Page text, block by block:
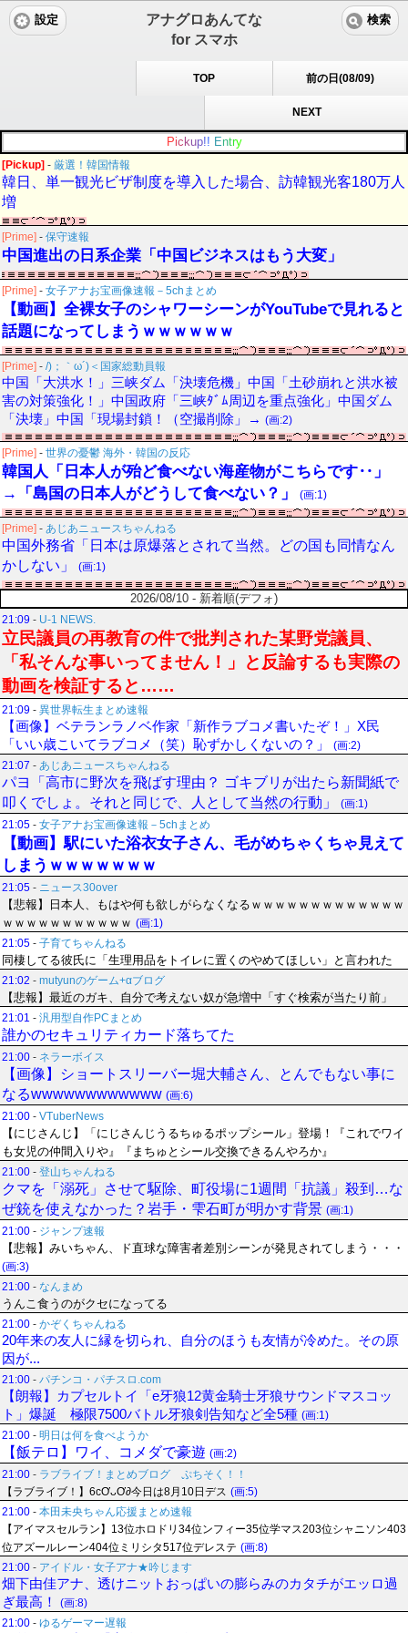
アナグロあんてな
for スマホ
設定 検索
TOP 前の日(08/09)
NEXT
Pic kup!! Entry
[Pickup] - 厳選！韓国情報
韓日、単一観光ビザ制度を導入した場合、訪韓観光客180万人
増
[Prime] - 保守速報
中国進出の日系企業「中国ビジネスはもう大変」
[Prime] - 女子アナお宝画像速報－5chまとめ
【動画】全裸女子のシャワーシーンがYouTubeで見れると
話題になってしまうｗｗｗｗｗｗ
[Prime] - /)；｀ω´)＜国家総動員報
中国「大洪水！」三峡ダム「決壊危機」中国「土砂崩れと洪水被
害の対策強化！」中国政府「三峡ﾀﾞﾑ周辺を重点強化」中国ダム
「決壊」中国「現場封鎖！（空撮削除」→ (画:2)
[Prime] - 世界の憂鬱 海外・韓国の反応
韓国人「日本人が殆ど食べない海産物がこちらです‥」
→「島国の日本人がどうして食べない？」
(画:1)
[Prime] - あじあニュースちゃんねる
中国外務省「日本は原爆落とされて当然。どの国も同情なん
かしない」
(画:1)
2026/08/10 - 新着順(デフォ)
21:09 - U-1 NEWS.
立民議員の再教育の件で批判された某野党議員、
「私そんな事いってません！」と反論するも実際の
動画を検証すると……
21:09 - 異世界転生まとめ速報
【画像】ベテランラノベ作家「新作ラブコメ書いたぞ！」X民
「いい歳こいてラブコメ（笑）恥ずかしくないの？」
(画:2)
21:07 - あじあニュースちゃんねる
パヨ「高市に野次を飛ばす理由？ ゴキブリが出たら新聞紙で
叩くでしょ。それと同じで、人として当然の行動」
(画:1)
21:05 - 女子アナお宝画像速報－5chまとめ
【動画】駅にいた浴衣女子さん、毛がめちゃくちゃ見えて
しまうｗｗｗｗｗｗｗ
21:05 - ニュース30over
【悲報】日本人、もはや何も欲しがらなくなるｗｗｗｗｗｗｗｗｗｗｗｗｗ
ｗｗｗｗｗｗｗｗｗｗｗ (画:1)
21:05 - 子育てちゃんねる
同棲してる彼氏に「生理用品をトイレに置くのやめてほしい」と言われた
21:02 - mutyunのゲーム+αブログ
【悲報】最近のガキ、自分で考えない奴が急増中「すぐ検索が当たり前」
21:01 - 汎用型自作PCまとめ
誰かのセキュリティカード落ちてた
21:00 - ネラーボイス
【画像】ショートスリーバー堀大輔さん、とんでもない事に
なるwwwwwwwwwwww (画:6)
21:00 - VTuberNews
【にじさんじ】「にじさんじうるちゅるポップシール」登場！『これでワイ
も女児の仲間入りや』『まちゅとシール交換できるんやろか』
21:00 - 登山ちゃんねる
クマを「溺死」させて駆除、町役場に1週間「抗議」殺到…な
ぜ銃を使えなかった？岩手・雫石町が明かす背景 (画:1)
21:00 - ジャンプ速報
【悲報】みいちゃん、ド直球な障害者差別シーンが発見されてしまう・・・
(画:3)
21:00 - なんまめ
うんこ食うのがクセになってる
21:00 - かぞくちゃんねる
20年来の友人に縁を切られ、自分のほうも友情が冷めた。その原
因が...
21:00 - パチンコ・パチスロ.com
【朗報】カプセルトイ「e牙狼12黄金騎士牙狼サウンドマスコッ
ト」爆誕 極限7500バトル牙狼剣告知など全5種 (画:1)
21:00 - 明日は何を食べようか
【飯テロ】ワイ、コメダで豪遊 (画:2)
21:00 - ラブライブ！まとめブログ ぷちそく！！
【ラブライブ！】6cƠᴗƠ∂今日は8月10日デス (画:5)
21:00 - 本田未央ちゃん応援まとめ速報
【アイマスセルラン】13位ホロドリ34位ンフィー35位学マス203位シャニソン403
位アズールレーン404位ミリシタ517位デレステ (画:8)
21:00 - アイドル・女子アナ★吟じます
畑下由佳アナ、透けニットおっぱいの膨らみのカタチがエッロ過
ぎ最高！
(画:8)
21:00 - ゆるゲーマー遅報